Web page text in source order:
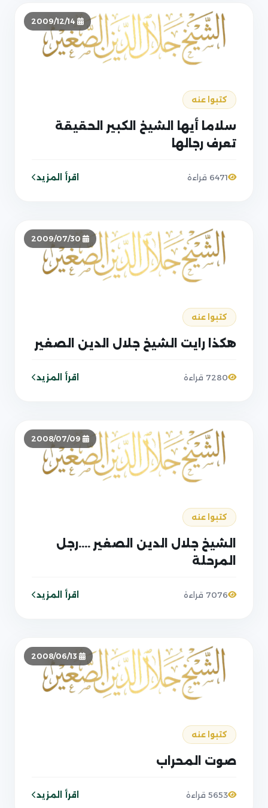
كتبوا عنه
سلاما أيها الشيخ الكبير الحقيقة
تعرف رجالها
6471 قراءة اقرأ المزيد
كتبوا عنه
هكذا رايت الشيخ جلال الدين الصغير
7280 قراءة اقرأ المزيد
كتبوا عنه
الشيخ جلال الدين الصغير ....رجل
المرحلة
7076 قراءة اقرأ المزيد
كتبوا عنه
صوت المحراب
5653 قراءة اقرأ المزيد